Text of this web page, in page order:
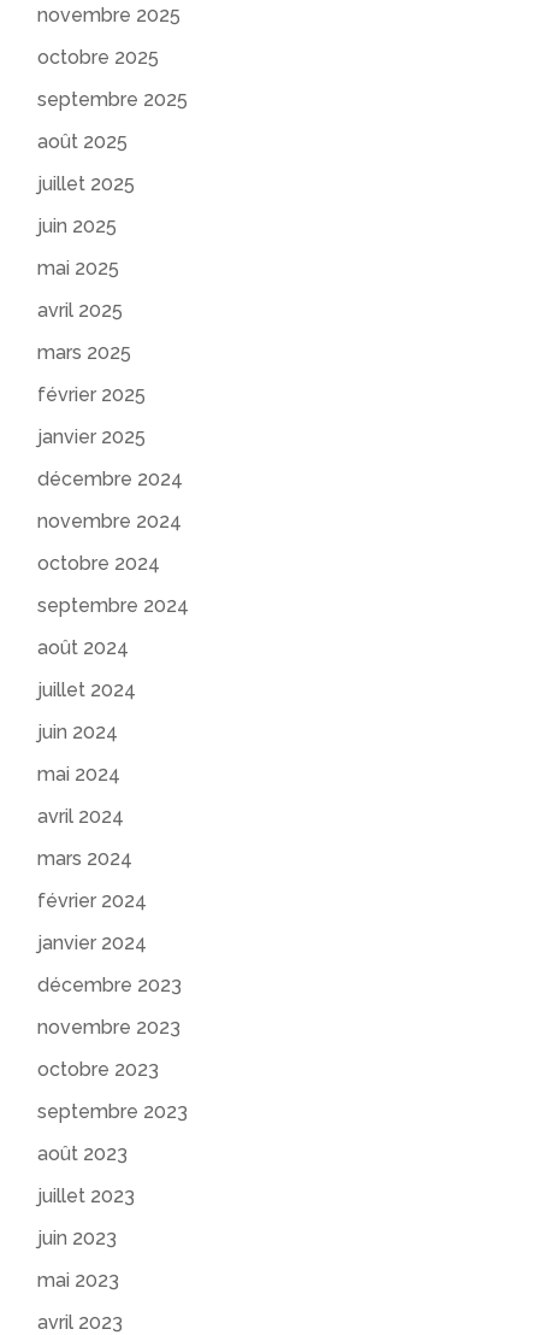
novembre 2025
octobre 2025
septembre 2025
août 2025
juillet 2025
juin 2025
mai 2025
avril 2025
mars 2025
février 2025
janvier 2025
décembre 2024
novembre 2024
octobre 2024
septembre 2024
août 2024
juillet 2024
juin 2024
mai 2024
avril 2024
mars 2024
février 2024
janvier 2024
décembre 2023
novembre 2023
octobre 2023
septembre 2023
août 2023
juillet 2023
juin 2023
mai 2023
avril 2023